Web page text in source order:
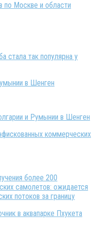
по Москве и области
стала так популярна у
и Румынии в Шенген
более 200
самолетов: ожидается
потоков за границу